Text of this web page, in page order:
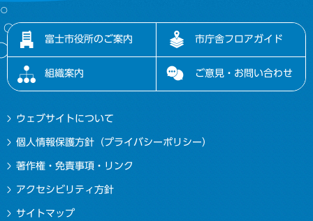
富士市役所のご案内 市庁舎フロアガイド
組織案内 ご意見・お問い合わせ
ウェブサイトについて
個人情報保護方針（プライバシーポリシー）
著作権・免責事項・リンク
アクセシビリティ方針
サイトマップ